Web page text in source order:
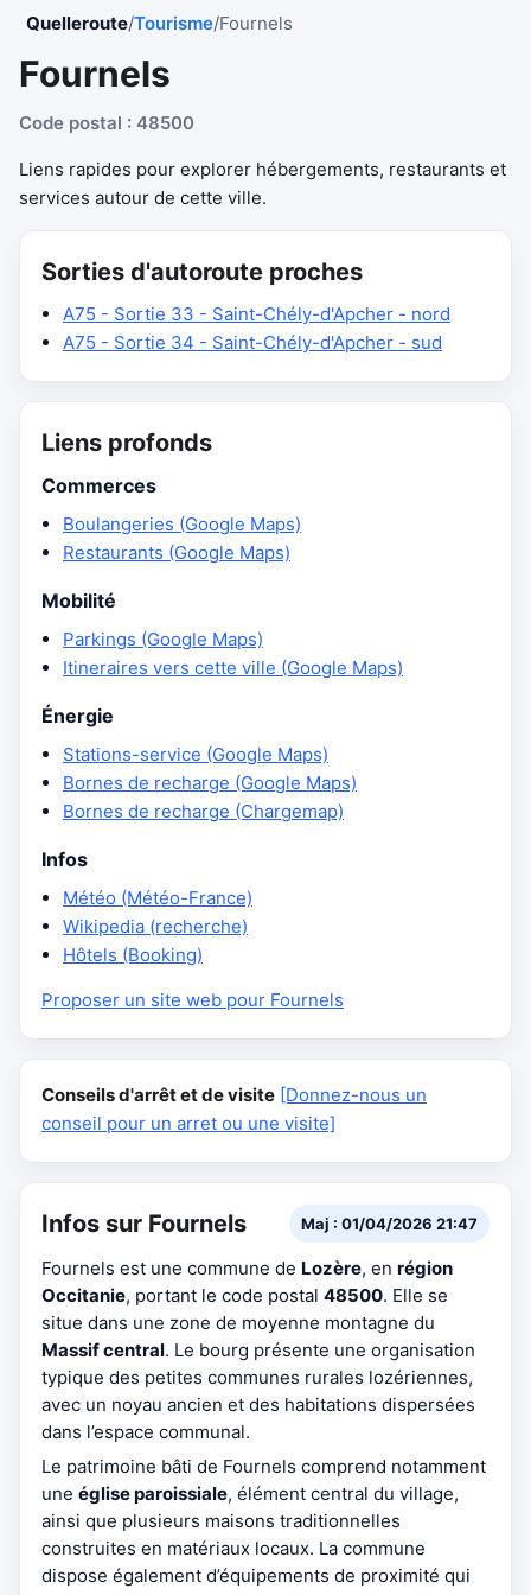
Quelleroute/Tourisme/Fournels
Fournels
Code postal : 48500
Liens rapides pour explorer hébergements, restaurants et
services autour de cette ville.
Sorties d'autoroute proches
A75 - Sortie 33 - Saint-Chély-d'Apcher - nord
A75 - Sortie 34 - Saint-Chély-d'Apcher - sud
Liens profonds
Commerces
Boulangeries (Google Maps)
Restaurants (Google Maps)
Mobilité
Parkings (Google Maps)
Itineraires vers cette ville (Google Maps)
Énergie
Stations-service (Google Maps)
Bornes de recharge (Google Maps)
Bornes de recharge (Chargemap)
Infos
Météo (Météo-France)
Wikipedia (recherche)
Hôtels (Booking)
Proposer un site web pour Fournels
Conseils d'arrêt et de visite [Donnez-nous un
conseil pour un arret ou une visite]
Infos sur Fournels Maj : 01/04/2026 21:47
Fournels est une commune de Lozère, en région
Occitanie, portant le code postal 48500. Elle se
situe dans une zone de moyenne montagne du
Massif central. Le bourg présente une organisation
typique des petites communes rurales lozériennes,
avec un noyau ancien et des habitations dispersées
dans l’espace communal.
Le patrimoine bâti de Fournels comprend notamment
une église paroissiale, élément central du village,
ainsi que plusieurs maisons traditionnelles
construites en matériaux locaux. La commune
dispose également d’équipements de proximité qui